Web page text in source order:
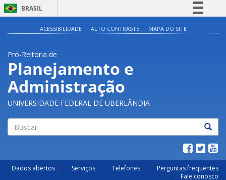
BRASIL
Acesso à informação
ACESSIBILIDADE ALTO CONTRASTE MAPA DO SITE
Pró-Reitoria de
Planejamento e
Administração
UNIVERSIDADE FEDERAL DE UBERLÂNDIA
Dados abertos Serviços Telefones
Perguntas frequentes
Fale conosco